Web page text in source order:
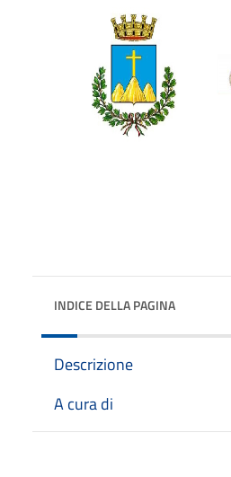
INDICE DELLA PAGINA
Descrizione
A cura di